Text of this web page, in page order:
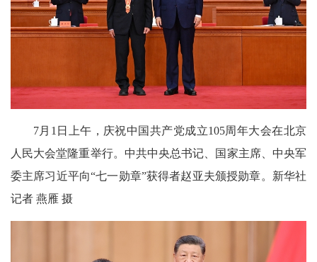
7月1日上午，庆祝中国共产党成立105周年大会在北京
人民大会堂隆重举行。中共中央总书记、国家主席、中央军
委主席习近平向“七一勋章”获得者赵亚夫颁授勋章。新华社
记者 燕雁 摄